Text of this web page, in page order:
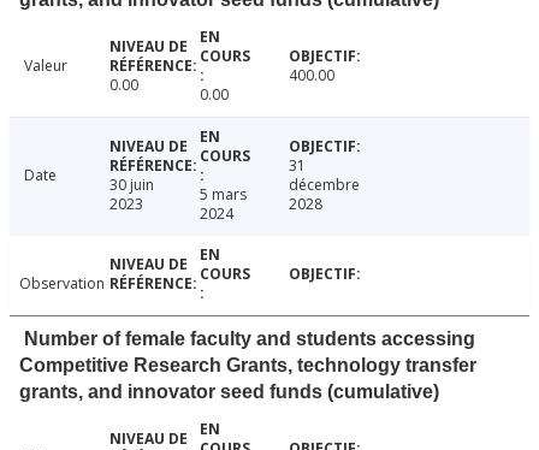
Valeur
0.00
0.00
400.00
Date
30 juin
2023
5 mars
2024
31
décembre
2028
Observation
Number of female faculty and students accessing
Competitive Research Grants, technology transfer
grants, and innovator seed funds (cumulative)